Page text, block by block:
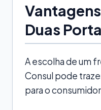
Duas
A escolha de um
Consul pode
para o